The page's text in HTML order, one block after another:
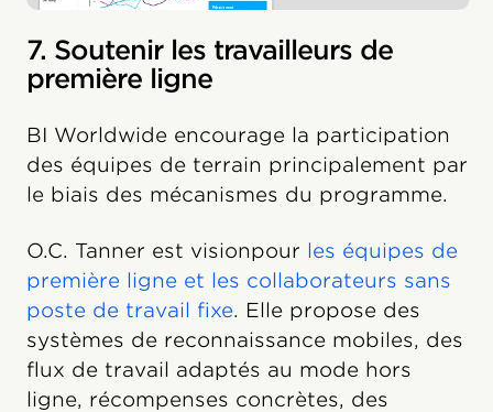
7. Soutenir les travailleurs de
première ligne
BI Worldwide encourage la participation
des équipes de terrain principalement par
le biais des mécanismes du programme.
O.C. Tanner est visionpour les équipes de
première ligne et les collaborateurs sans
poste de travail fixe. Elle propose des
systèmes de reconnaissance mobiles, des
flux de travail adaptés au mode hors
ligne, récompenses concrètes, des